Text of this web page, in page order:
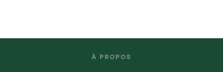
À PROPOS